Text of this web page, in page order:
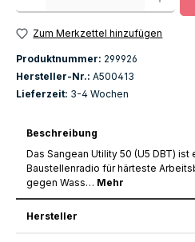
Zum Merkzettel hinzufügen
Produktnummer: 299926
Hersteller-Nr.: A500413
Lieferzeit: 3-4 Wochen
Beschreibung
Das Sangean Utility 50 (U5 DBT)
Baustellenradio für härteste
gegen Wass… Mehr
Hersteller